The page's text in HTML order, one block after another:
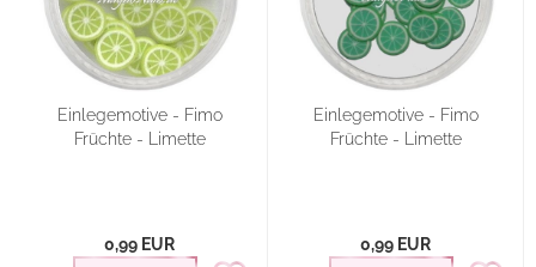
Einlegemotive - Fimo
Früchte - Limette
0,99 EUR
Einlegemotive - Fimo
Früchte - Limette
0,99 EUR